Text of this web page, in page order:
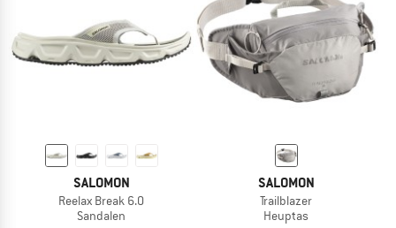
SALOMON
Reelax Break 6.0
Sandalen
SALOMON
Trailblazer
Heuptas